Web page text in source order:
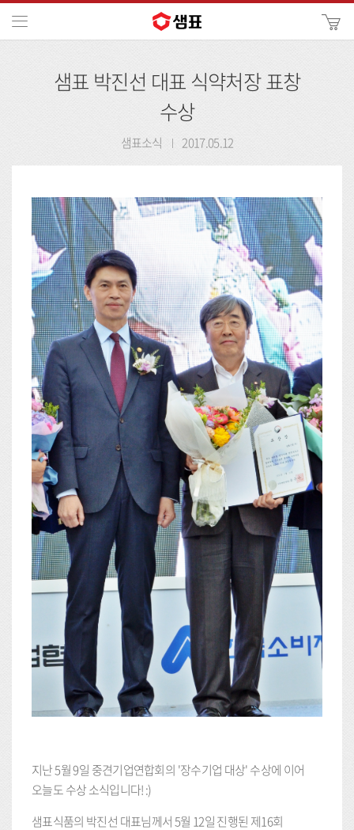
색
샘표 박진선 대표 식약처장 표창
수상
샘표소식 2017.05.12
지난 5월 9일 중견기업연합회의 '장수기업 대상' 수상에 이어
오늘도 수상 소식입니다! :)
샘표식품의 박진선 대표님께서 5월 12일 진행된 제16회